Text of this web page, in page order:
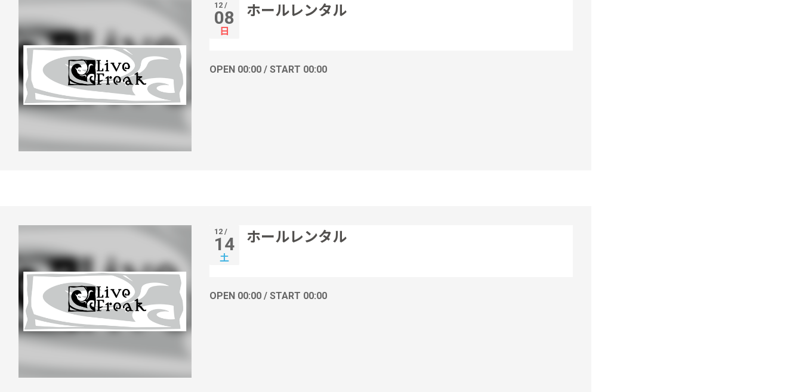
12 /
08
日
ホールレンタル
OPEN 00:00 / START 00:00
12 /
14
土
ホールレンタル
OPEN 00:00 / START 00:00